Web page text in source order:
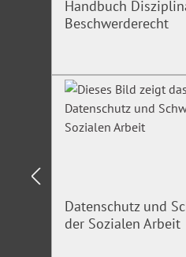
Handbuch
Beschwerderecht
Datenschutz und
der Sozialen Arbeit